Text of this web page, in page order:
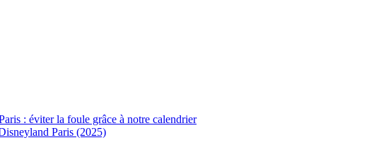
: éviter la foule grâce à notre calendrier
Paris (2025)